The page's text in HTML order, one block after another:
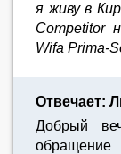
я живу в
Competitor
Wifa Prima-
Отвечает:
Добрый